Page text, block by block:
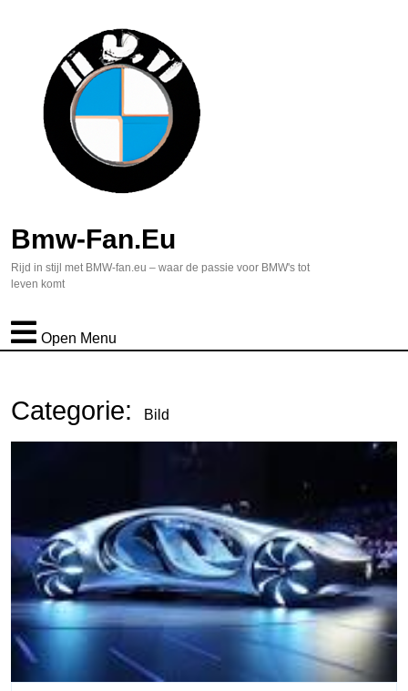
Bmw-Fan.eu
Rijd in stijl met BMW-fan.eu – waar de passie voor BMW's tot
leven komt
Open Menu
Categorie: Bild